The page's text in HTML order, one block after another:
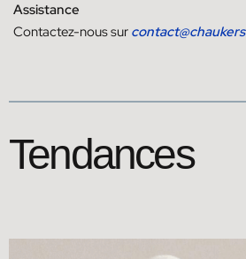
Assistance
Contactez-nous sur
Tendances